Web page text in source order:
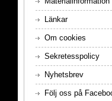
Länkar
Om cookies
Sekretesspolicy
Nyhetsbrev
Följ oss på